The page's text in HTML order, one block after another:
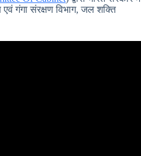
गंगा संरक्षण विभाग, जल शक्ति